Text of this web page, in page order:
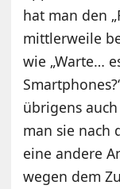
hat man den
mittlerweile
wie „Warte…
übrigens
man sie nach
eine andere
wegen dem